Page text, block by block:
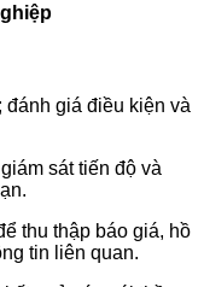
giá điều kiện và
sát tiến độ và
thu thập báo giá, hồ
tin liên quan.